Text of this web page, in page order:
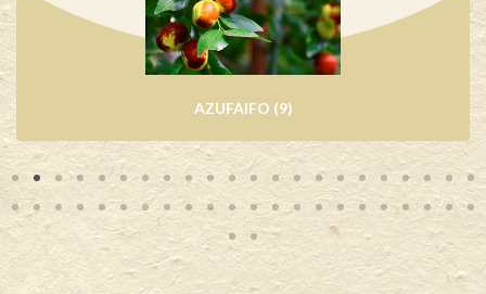
AZUFAIFO (9)